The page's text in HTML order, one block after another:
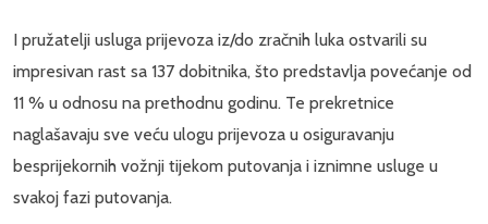
I pružatelji usluga prijevoza iz/do zračnih luka ostvarili su
impresivan rast sa 137 dobitnika, što predstavlja povećanje od
11 % u odnosu na prethodnu godinu. Te prekretnice
naglašavaju sve veću ulogu prijevoza u osiguravanju
besprijekornih vožnji tijekom putovanja i iznimne usluge u
svakoj fazi putovanja.